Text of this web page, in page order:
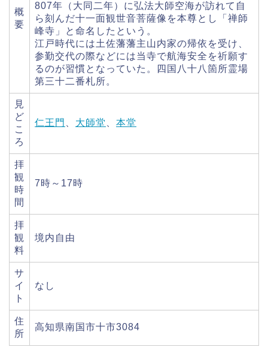
概
要
807年（大同二年）に弘法大師空海が訪れて自
ら刻んだ十一面観世音菩薩像を本尊とし「禅師
峰寺」と命名したという。
江戸時代には土佐藩藩主山内家の帰依を受け、
参勤交代の際などには当寺で航海安全を祈願す
るのが習慣となっていた。四国八十八箇所霊場
第三十二番札所。
見
ど
こ
ろ
仁王門 大師堂 本堂
拝
観
時
間
7時～17時
拝
観
料
境内自由
サ
イ
ト
なし
住
所
高知県南国市十市3084